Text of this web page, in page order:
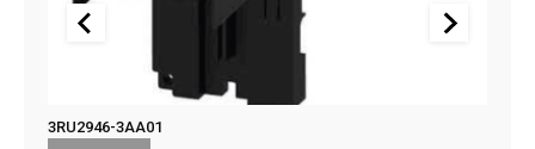
3RU2946-3AA01